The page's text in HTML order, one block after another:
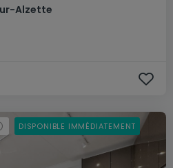
Alzette
DISPONIBLE IMMÉDIATEMENT